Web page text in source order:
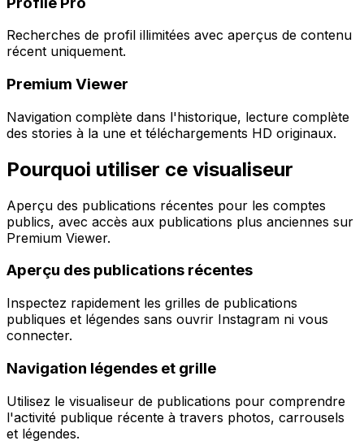
Recherches de profil illimitées avec aperçus de contenu
récent uniquement.
Premium Viewer
Navigation complète dans l'historique, lecture complète
des stories à la une et téléchargements HD originaux.
Pourquoi utiliser ce visualiseur
Aperçu des publications récentes pour les comptes
publics, avec accès aux publications plus anciennes sur
Premium Viewer.
Aperçu des publications récentes
Inspectez rapidement les grilles de publications
publiques et légendes sans ouvrir Instagram ni vous
connecter.
Navigation légendes et grille
Utilisez le visualiseur de publications pour comprendre
l'activité publique récente à travers photos, carrousels
et légendes.